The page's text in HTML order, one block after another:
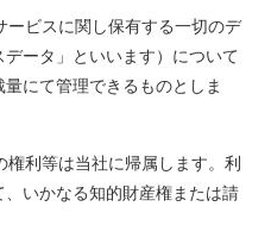
ビスに関し保有する一切のデ
ータ」といいます）について
にて管理できるものとしま
利等は当社に帰属します。利
いかなる知的財産権または請